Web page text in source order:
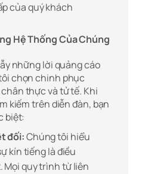
của quý khách
Hệ Thống Của Chúng
những lời quảng cáo
chọn chinh phục
thực và tử tế. Khi
kiếm trên diễn đàn, bạn
biệt:
đối:Chúng tôi hiểu
kín tiếng là điều
quy trình từ liên